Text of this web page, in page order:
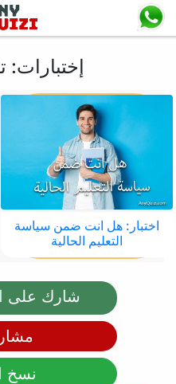
إختبارات:
اختبار: هل انت ضمن سياسة
التعليم الحالية
شارك على
نسخ